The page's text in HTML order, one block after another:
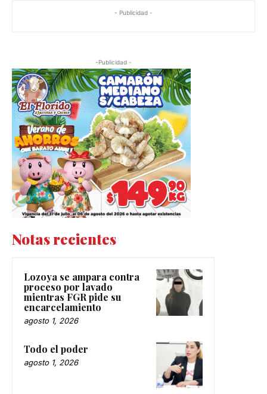
-Publicidad -
Notas recientes
Lozoya se ampara contra
proceso por lavado
mientras FGR pide su
encarcelamiento
agosto 1, 2026
Todo el poder
agosto 1, 2026